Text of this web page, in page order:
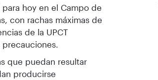
hoy en el Campo de
con rachas máximas de
de la UPCT
precauciones.
que puedan resultar
producirse